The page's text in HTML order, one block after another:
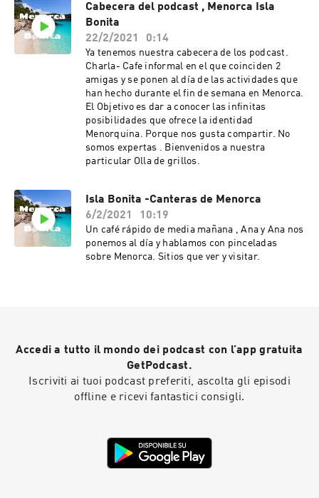
Cabecera del podcast , Menorca Isla
Bonita
22/2/2021
0:14
Ya tenemos nuestra cabecera de los podcast.
Charla- Cafe informal en el que coinciden 2
amigas y se ponen al día de las actividades que
han hecho durante el fin de semana en Menorca.
El Objetivo es dar a conocer las infinitas
posibilidades que ofrece la identidad
Menorquina. Porque nos gusta compartir. No
somos expertas . Bienvenidos a nuestra
particular Olla de grillos.
Isla Bonita -Canteras de Menorca
6/2/2021
10:19
Un café rápido de media mañana , Ana y Ana nos
ponemos al día y hablamos con pinceladas
sobre Menorca. Sitios que ver y visitar.
Accedi a tutto il mondo dei podcast con l’app gratuita
GetPodcast.
Iscriviti ai tuoi podcast preferiti, ascolta gli episodi
offline e ricevi fantastici consigli.